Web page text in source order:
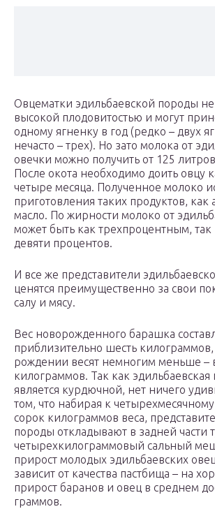
Овцематки эдильбаевской породы не
высокой плодовитостью и могут
одному ягненку в год (редко – двух
нечасто – трех). Но зато молока от
овечки можно получить от 125
После окота необходимо доить овцу
четыре месяца. Полученное молоко
приготовления таких продуктов,
масло. По жирности молоко от
может быть как трехпроцентным, так
девяти процентов.
И все же представители
ценятся преимущественно за свои
салу и мясу.
Вес новорожденного барашка
приблизительно шесть
рождении весят немногим меньше –
килограммов. Так как эдильбаевская
является курдючной, нет ничего
том, что набирая к четырехмесячному
сорок килограммов веса,
породы откладывают в задней части
четырехкилограммовый сальный
прирост молодых эдильбаевских
зависит от качества пастбища – на
прирост баранов и овец в среднем
граммов.